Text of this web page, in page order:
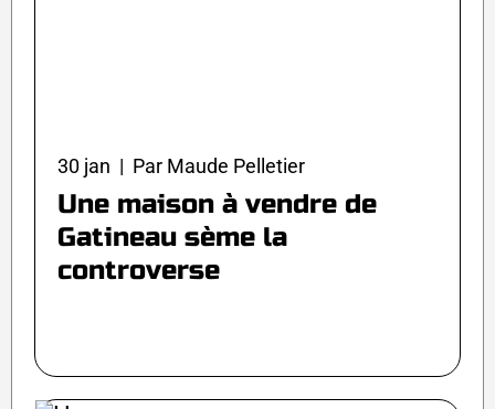
30 jan | Par Maude Pelletier
Une maison à vendre de
Gatineau sème la
controverse